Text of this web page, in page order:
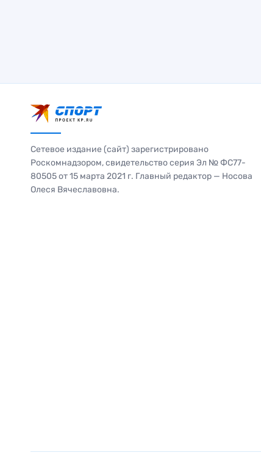
Сетевое издание (сайт) зарегистрировано
Роскомнадзором, свидетельство серия Эл № ФС77-
80505 от 15 марта 2021 г. Главный редактор — Носова
Олеся Вячеславовна.